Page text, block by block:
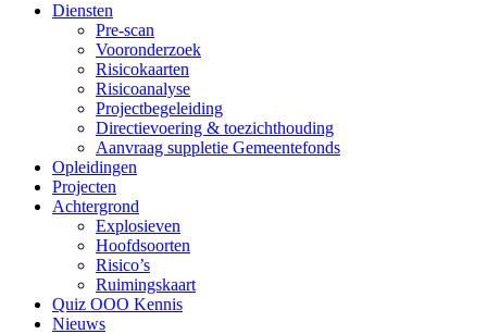
Diensten
Pre-scan
Vooronderzoek
Risicokaarten
Risicoanalyse
Projectbegeleiding
Directievoering & toezichthouding
Aanvraag suppletie Gemeentefonds
Opleidingen
Projecten
Achtergrond
Explosieven
Hoofdsoorten
Risico’s
Ruimingskaart
Quiz OOO Kennis
Nieuws